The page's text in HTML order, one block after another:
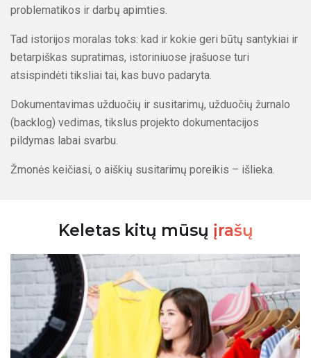
problematikos ir darbų apimties.
Tad istorijos moralas toks: kad ir kokie geri būtų santykiai ir
betarpiškas supratimas, istoriniuose įrašuose turi
atsispindėti tiksliai tai, kas buvo padaryta.
Dokumentavimas užduočių ir susitarimų, užduočių žurnalo
(backlog) vedimas, tikslus projekto dokumentacijos
pildymas labai svarbu.
Žmonės keičiasi, o aiškių susitarimų poreikis – išlieka.
Keletas kitų mūsų įrašų